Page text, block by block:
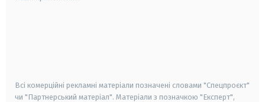
Всі комерційні рекламні матеріали позначені словами "Спецпроєкт"
чи "Партнерський матеріал". Матеріали з позначкою "Експерт",